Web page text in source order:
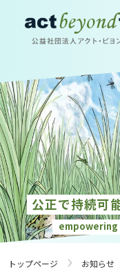
公益社団法人ア
公正で持続可
トップページ › お知らせ